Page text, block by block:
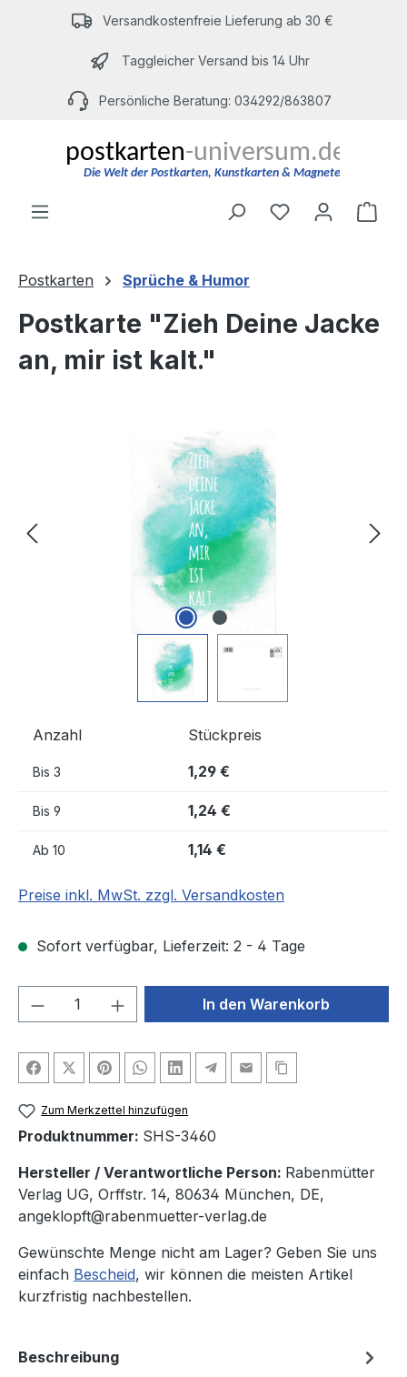
Zum Hauptinhalt springenVersandkostenfreie Lieferung ab 30 €
Taggleicher Versand bis 14 Uhr
Persönliche Beratung: 034292/863807
Du hast 0
Postkarten Sprüche & Humor
Postkarte "Zieh Deine Jacke
an, mir ist kalt."
Bildergalerie überspringen
Anzahl Stückpreis
Bis 3 1,29 €
Bis 9 1,24 €
Ab 10 1,14 €
Preise inkl. MwSt. zzgl. Versandkosten
Sofort verfügbar, Lieferzeit: 2 - 4 Tage
Produkt Anzahl: Gib denIn den Warenkorb
Zum Merkzettel hinzufügen
Produktnummer: SHS-3460
Hersteller / Verantwortliche Person: Rabenmütter
Verlag UG, Orffstr. 14, 80634 München, DE,
angeklopft@rabenmuetter-verlag.de
Gewünschte Menge nicht am Lager? Geben Sie uns
einfach Bescheid, wir können die meisten Artikel
kurzfristig nachbestellen.
Beschreibung